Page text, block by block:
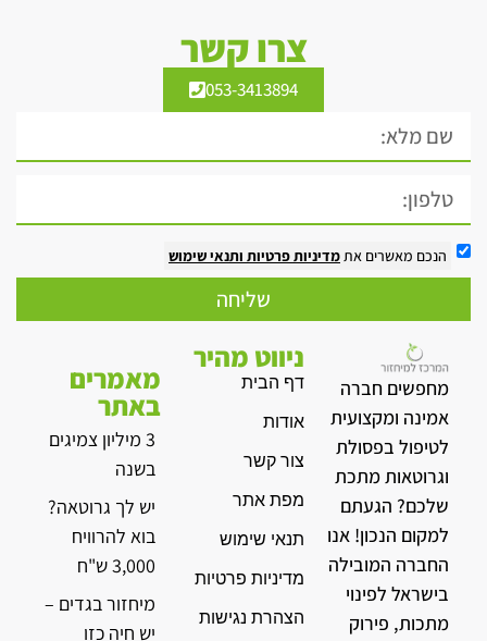
צרו קשר
053-3413894
הנכם מאשרים אתמדיניות פרטיות ותנאי שימוש
שליחה
מחפשים חברה
אמינה ומקצועית
לטיפול בפסולת
וגרוטאות מתכת
שלכם? הגעתם
למקום הנכון! אנו
החברה המובילה
בישראל לפינוי
מתכות, פירוק
ניווט מהיר
דף הבית
אודות
צור קשר
מפת אתר
תנאי שימוש
מדיניות פרטיות
הצהרת נגישות
מאמרים
באתר
3 מיליון צמיגים
בשנה
יש לך גרוטאה?
בוא להרוויח
3,000 ש"ח
מיחזור בגדים –
יש חיה כזו